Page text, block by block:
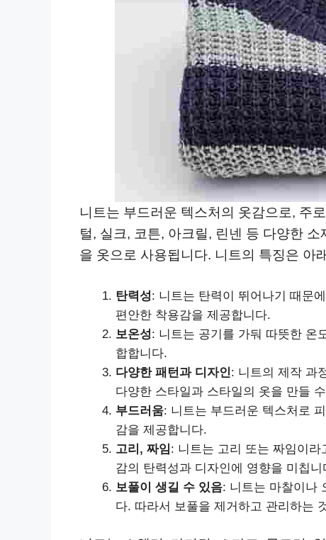
니트는 부드러운 텍스처의 옷감으로, 주
털, 실크, 코튼, 아크릴, 린넨 등 다양한
을 옷으로 사용됩니다. 니트의 특징은 아
탄력성: 니트는 탄력이 뛰어나기 때문
편안한 착용감을 제공합니다.
보온성: 니트는 공기를 가둬 따뜻한 온
합합니다.
다양한 패턴과 디자인: 니트의 제작 과
다양한 스타일과 스타일의 옷을 만들
부드러움: 니트는 부드러운 텍스처로
감을 제공합니다.
고리, 짜임: 니트는 고리 또는 짜임이
감의 탄력성과 디자인에 영향을 미칩니
보풀이 생길 수 있음: 니트는 마찰이나
다. 따라서 보풀을 제거하고 관리하는